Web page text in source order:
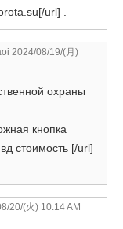
url] .
2024/08/19/(月)
охраны
кнопка
стоимость [/url]
20/(火) 10:14 AM